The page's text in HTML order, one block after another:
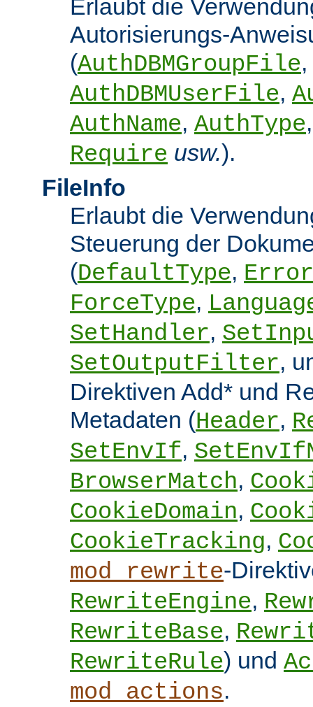
Erlaubt die
Autorisierungs-
(AuthDBMGroupFile,
AuthDBMUserFile,
AuthName, AuthType
Require usw.).
FileInfo
Erlaubt die
Steuerung der
(DefaultType,
ForceType,
SetHandler,
SetOutputFilter,
Direktiven Add* und
Metadaten (Header,
SetEnvIf,
BrowserMatch,
CookieDomain,
CookieTracking,
mod_rewrite-
RewriteEngine,
RewriteBase,
RewriteRule) und
mod_actions.